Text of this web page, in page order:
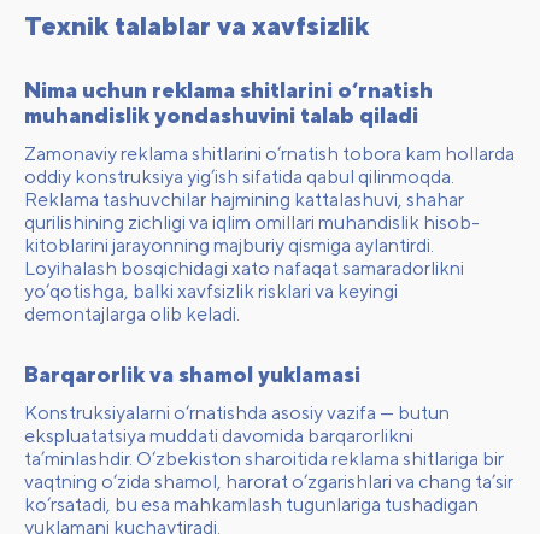
Texnik talablar va xavfsizlik
Nima uchun reklama shitlarini o‘rnatish
muhandislik yondashuvini talab qiladi
Zamonaviy reklama shitlarini o‘rnatish tobora kam hollarda
oddiy konstruksiya yig‘ish sifatida qabul qilinmoqda.
Reklama tashuvchilar hajmining kattalashuvi, shahar
qurilishining zichligi va iqlim omillari muhandislik hisob-
kitoblarini jarayonning majburiy qismiga aylantirdi.
Loyihalash bosqichidagi xato nafaqat samaradorlikni
yo‘qotishga, balki xavfsizlik risklari va keyingi
demontajlarga olib keladi.
Barqarorlik va shamol yuklamasi
Konstruksiyalarni o‘rnatishda asosiy vazifa — butun
ekspluatatsiya muddati davomida barqarorlikni
ta’minlashdir. O‘zbekiston sharoitida reklama shitlariga bir
vaqtning o‘zida shamol, harorat o‘zgarishlari va chang ta’sir
ko‘rsatadi, bu esa mahkamlash tugunlariga tushadigan
yuklamani kuchaytiradi.